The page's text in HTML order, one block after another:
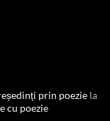
prin poezie la
cu poezie